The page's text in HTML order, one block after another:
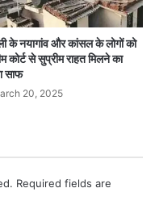
के नयागांव और कांसल के लोगों को
कोर्ट से सुप्रीम राहत मिलने का
साफ
20, 2025
Required fields are